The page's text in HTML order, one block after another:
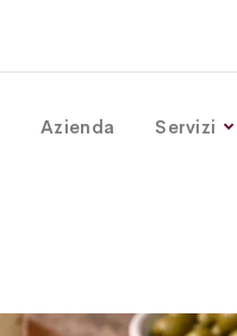
Azienda Servizi